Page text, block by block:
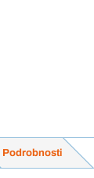
Podrobnosti